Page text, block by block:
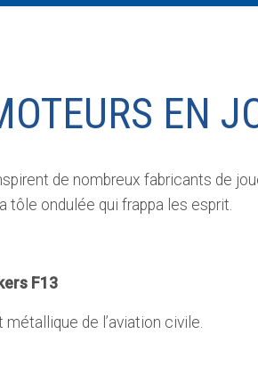
EN
de nombreux fabricants de
tôle ondulée qui frappa les esprit.
F13
de l’aviation civile.